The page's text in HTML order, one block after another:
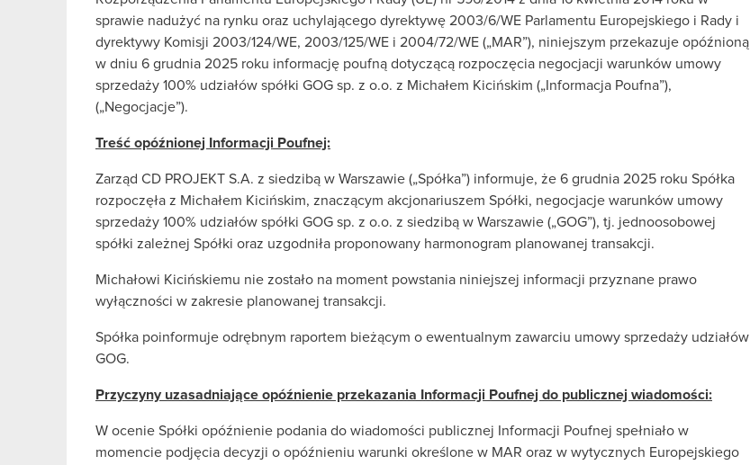
sprawie nadużyć na rynku oraz uchylającego dyrektywę 2003/6/WE Parlamentu Europejskiego i Rady i
dyrektywy Komisji 2003/124/WE, 2003/125/WE i 2004/72/WE („MAR”), niniejszym przekazuje opóźnioną
w dniu 6 grudnia 2025 roku informację poufną dotyczącą rozpoczęcia negocjacji warunków umowy
sprzedaży 100% udziałów spółki GOG sp. z o.o. z Michałem Kicińskim („Informacja Poufna”),
(„Negocjacje”).
Treść opóźnionej Informacji Poufnej:
Zarząd CD PROJEKT S.A. z siedzibą w Warszawie („Spółka”) informuje, że 6 grudnia 2025 roku Spółka
rozpoczęła z Michałem Kicińskim, znaczącym akcjonariuszem Spółki, negocjacje warunków umowy
sprzedaży 100% udziałów spółki GOG sp. z o.o. z siedzibą w Warszawie („GOG”), tj. jednoosobowej
spółki zależnej Spółki oraz uzgodniła proponowany harmonogram planowanej transakcji.
Michałowi Kicińskiemu nie zostało na moment powstania niniejszej informacji przyznane prawo
wyłączności w zakresie planowanej transakcji.
Spółka poinformuje odrębnym raportem bieżącym o ewentualnym zawarciu umowy sprzedaży udziałów
GOG.
Przyczyny uzasadniające opóźnienie przekazania Informacji Poufnej do publicznej wiadomości:
W ocenie Spółki opóźnienie podania do wiadomości publicznej Informacji Poufnej spełniało w
momencie podjęcia decyzji o opóźnieniu warunki określone w MAR oraz w wytycznych Europejskiego